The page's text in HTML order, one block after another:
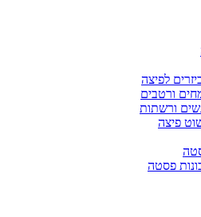
לפיצה
ורטבים
ורשתות
פיצה
פסטה